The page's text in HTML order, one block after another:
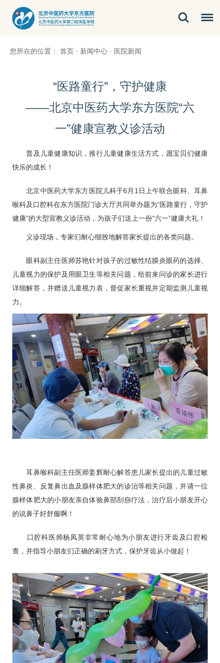
您所在的位置： 首页 · 新闻中心 · 医院新闻
“医路童行”，守护健康
——北京中医药大学东方医院“六
一”健康宣教义诊活动
普及儿童健康知识，推行儿童健康生活方式，愿宝贝们健康
快乐的成长！
北京中医药大学东方医院 儿科于6月1日上午联合眼科、 耳鼻
喉科及口腔科在东方医院门诊大厅共同举办题为“医路童行，守护
健康”的大型宣教义诊活动，为孩子们送上一份“六一”健康大礼！
义诊现场，专家们耐心细致地解答家长提出的各类问题。
眼科副主任医师苏艳针对孩子的过敏性结膜炎眼药的选择、
儿童视力的保护及用眼卫生等相关问题，给前来问诊的家长进行
详细解答，并赠送儿童视力表，督促家长重视并定期监测儿童视
力。
耳鼻喉科副主任医师姜辉耐心解答患儿家长提出的儿童过敏
性鼻炎、反复鼻出血及腺样体肥大的诊治等相关问题，并请一位
腺样体肥大的小朋友亲自体验鼻部刮痧疗法，治疗后小朋友开心
的说鼻子好舒服啊！
口腔科医师杨凤英非常耐心地为小朋友进行牙齿及口腔检
查，并指导小朋友们正确的刷牙方式，保护牙齿从小做起！